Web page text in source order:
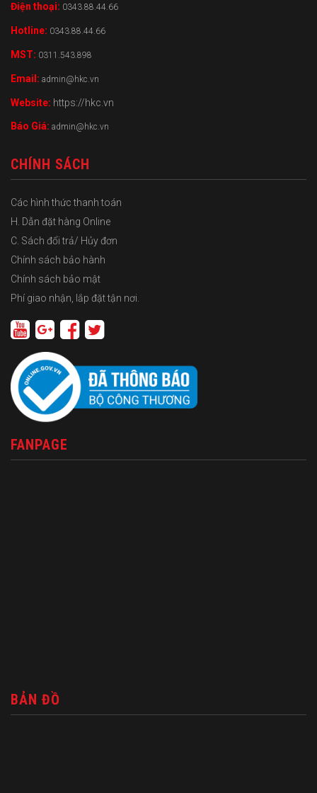
Điện thoại: 0343.88.44.66
Hotline: 0343.88.44.66
MST: 0311.543.898
Email: admin@hkc.vn
Website: https://hkc.vn
Báo Giá: admin@hkc.vn
CHÍNH SÁCH
Các hình thức thanh toán
H. Dẫn đặt hàng Online
C. Sách đổi trả/ Hủy đơn
Chính sách bảo hành
Chính sách bảo mật
Phí giao nhận, lắp đặt tận nơi.
FANPAGE
BẢN ĐỒ